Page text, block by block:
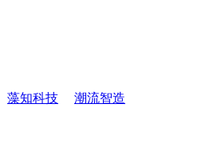
藻知科技
潮流智造